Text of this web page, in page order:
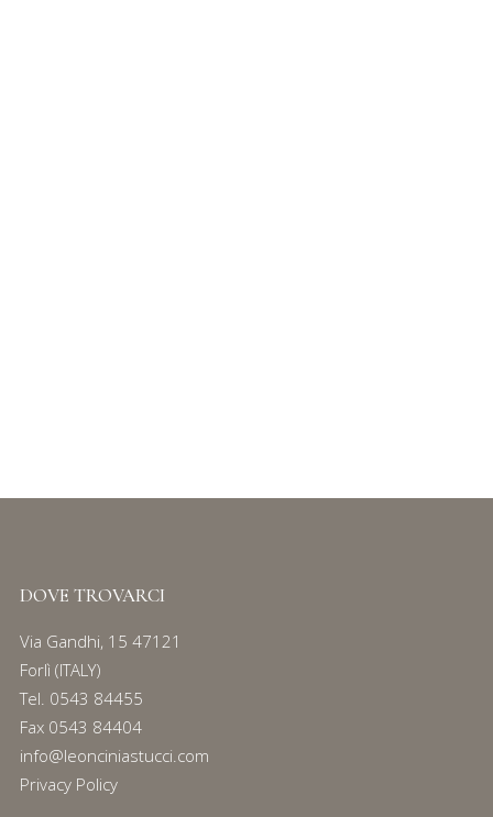
DOVE TROVARCI
Via Gandhi, 15 47121
Forlì (ITALY)
Tel. 0543 84455
Fax 0543 84404
info@leonciniastucci.com
Privacy Policy